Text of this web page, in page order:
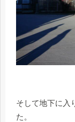
そして地下に入
た。